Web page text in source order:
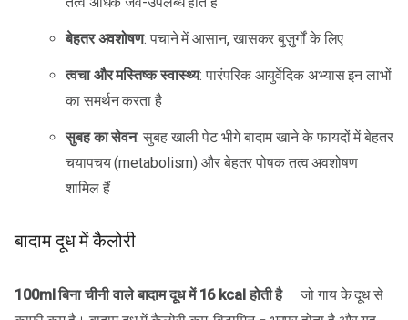
बेहतर अवशोषण: पचाने में आसान, खासकर बुज़ुर्गों के लिए
त्वचा और मस्तिष्क स्वास्थ्य: पारंपरिक आयुर्वेदिक अभ्यास इन लाभों
का समर्थन करता है
सुबह का सेवन: सुबह खाली पेट भीगे बादाम खाने के फायदों में बेहतर
चयापचय (metabolism) और बेहतर पोषक तत्व अवशोषण
शामिल हैं
बादाम दूध में कैलोरी
100ml बिना चीनी वाले बादाम दूध में 16 kcal होती है— जो गाय के दूध से